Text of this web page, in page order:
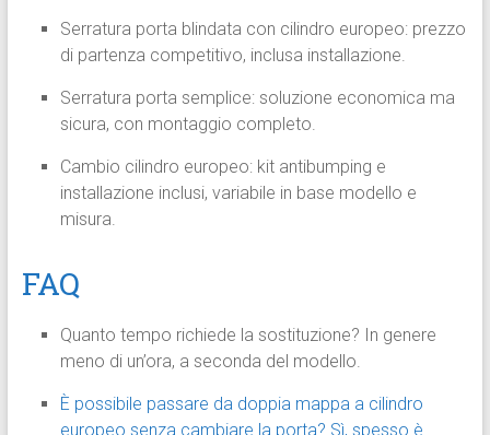
Serratura porta blindata con cilindro europeo: prezzo
di partenza competitivo, inclusa installazione.
Serratura porta semplice: soluzione economica ma
sicura, con montaggio completo.
Cambio cilindro europeo: kit antibumping e
installazione inclusi, variabile in base modello e
misura.
FAQ
Quanto tempo richiede la sostituzione? In genere
meno di un’ora, a seconda del modello.
È possibile passare da doppia mappa a cilindro
europeo senza cambiare la porta? Sì, spesso è